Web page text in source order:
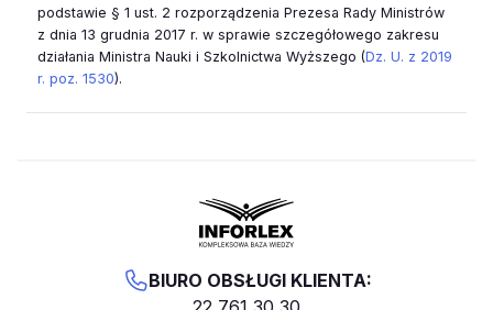
podstawie § 1 ust. 2 rozporządzenia Prezesa Rady Ministrów
z dnia 13 grudnia 2017 r. w sprawie szczegółowego zakresu
działania Ministra Nauki i Szkolnictwa Wyższego (Dz. U. z 2019
r. poz. 1530).
BIURO OBSŁUGI KLIENTA: